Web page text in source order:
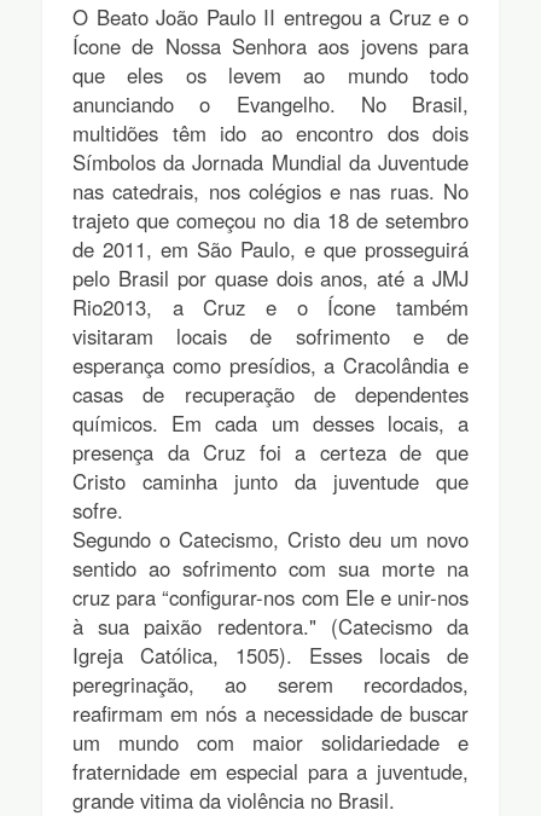
O Beato João Paulo II entregou a Cruz e o
Ícone de Nossa Senhora aos jovens para
que eles os levem ao mundo todo
anunciando o Evangelho. No Brasil,
multidões têm ido ao encontro dos dois
Símbolos da Jornada Mundial da Juventude
nas catedrais, nos colégios e nas ruas. No
trajeto que começou no dia 18 de setembro
de 2011, em São Paulo, e que prosseguirá
pelo Brasil por quase dois anos, até a JMJ
Rio2013, a Cruz e o Ícone também
visitaram locais de sofrimento e de
esperança como presídios, a Cracolândia e
casas de recuperação de dependentes
químicos. Em cada um desses locais, a
presença da Cruz foi a certeza de que
Cristo caminha junto da juventude que
sofre.
Segundo o Catecismo, Cristo deu um novo
sentido ao sofrimento com sua morte na
cruz para “configurar-nos com Ele e unir-nos
à sua paixão redentora." (Catecismo da
Igreja Católica, 1505). Esses locais de
peregrinação, ao serem recordados,
reafirmam em nós a necessidade de buscar
um mundo com maior solidariedade e
fraternidade em especial para a juventude,
grande vitima da violência no Brasil.